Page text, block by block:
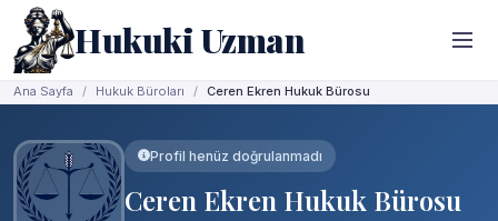
Hukuki Uzman
Ana Sayfa Hukuk Büroları Ceren Ekren Hukuk Bürosu
Profil henüz doğrulanmadı
Ceren Ekren Hukuk Bürosu